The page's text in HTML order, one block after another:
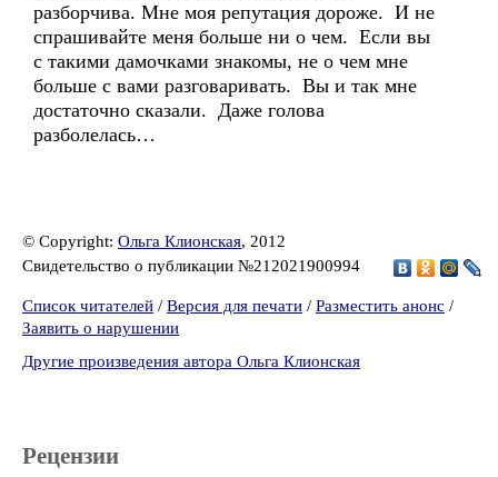
разборчива. Мне моя репутация дороже. И не
спрашивайте меня больше ни о чем. Если вы
с такими дамочками знакомы, не о чем мне
больше с вами разговаривать. Вы и так мне
достаточно сказали. Даже голова
разболелась…
© Copyright: Ольга Клионская, 2012
Свидетельство о публикации №212021900994
Список читателей / Версия для печати / Разместить анонс /
Заявить о нарушении
Другие произведения автора Ольга Клионская
Рецензии